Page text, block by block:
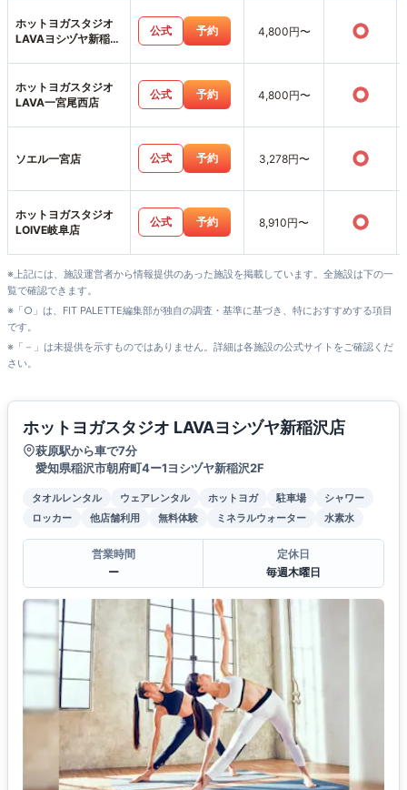
ホットヨガスタジオ
LAVAヨシヅヤ新稲沢
公式 予約 4,800円〜 ○
ホットヨガスタジオ
LAVA一宮尾西店
公式 予約 4,800円〜 ○
ソエル一宮店 公式 予約 3,278円〜 ○
ホットヨガスタジオ
LOIVE岐阜店
公式 予約 8,910円〜 ○
※上記には、施設運営者から情報提供のあった施設を掲載しています。全施設は下の一
覧で確認できます。
※「○」は、FIT PALETTE編集部が独自の調査・基準に基づき、特におすすめする項目
です。
※「－」は未提供を示すものではありません。詳細は各施設の公式サイトをご確認くだ
さい。
ホットヨガスタジオ LAVAヨシヅヤ新稲沢店
萩原駅から車で7分
愛知県稲沢市朝府町4ー1ヨシヅヤ新稲沢2F
タオルレンタル ウェアレンタル ホットヨガ 駐車場
シャワー
ロッカー
他店舗利用 無料体験 ミネラルウォーター 水素水
営業時間
ー
定休日
毎週木曜日